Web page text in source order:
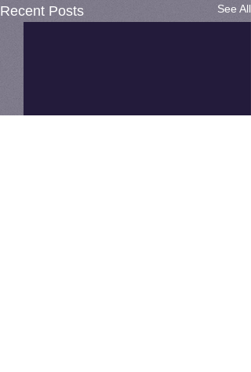
Recent Posts See All